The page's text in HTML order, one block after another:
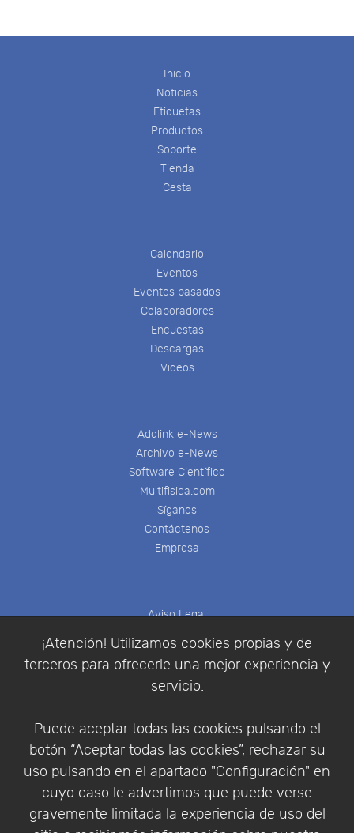
¡Atención! Utilizamos cookies propias y de
terceros para ofrecerle una mejor experiencia y
servicio.
Puede aceptar todas las cookies pulsando el
botón “Aceptar todas las cookies”, rechazar su
uso pulsando en el apartado "Configuración" en
cuyo caso le advertimos que puede verse
gravemente limitada la experiencia de uso del
Inicio
Noticias
Etiquetas
Productos
Soporte
Tienda
Cesta
Calendario
Eventos
Eventos pasados
Colaboradores
Encuestas
Descargas
Videos
Addlink e-News
Archivo e-News
Software Científico
Multifisica.com
Síganos
Contáctenos
Empresa
Aviso Legal
Política de Privacidad
Condiciones de compra
Identificarse
Empresa|Aviso Legal| Política de Privacidad |